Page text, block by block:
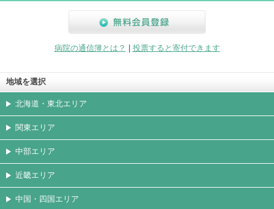
病院の通信簿とは？
投票すると寄付できます
地域を選択
北海道・東北エリア
関東エリア
中部エリア
近畿エリア
中国・四国エリア